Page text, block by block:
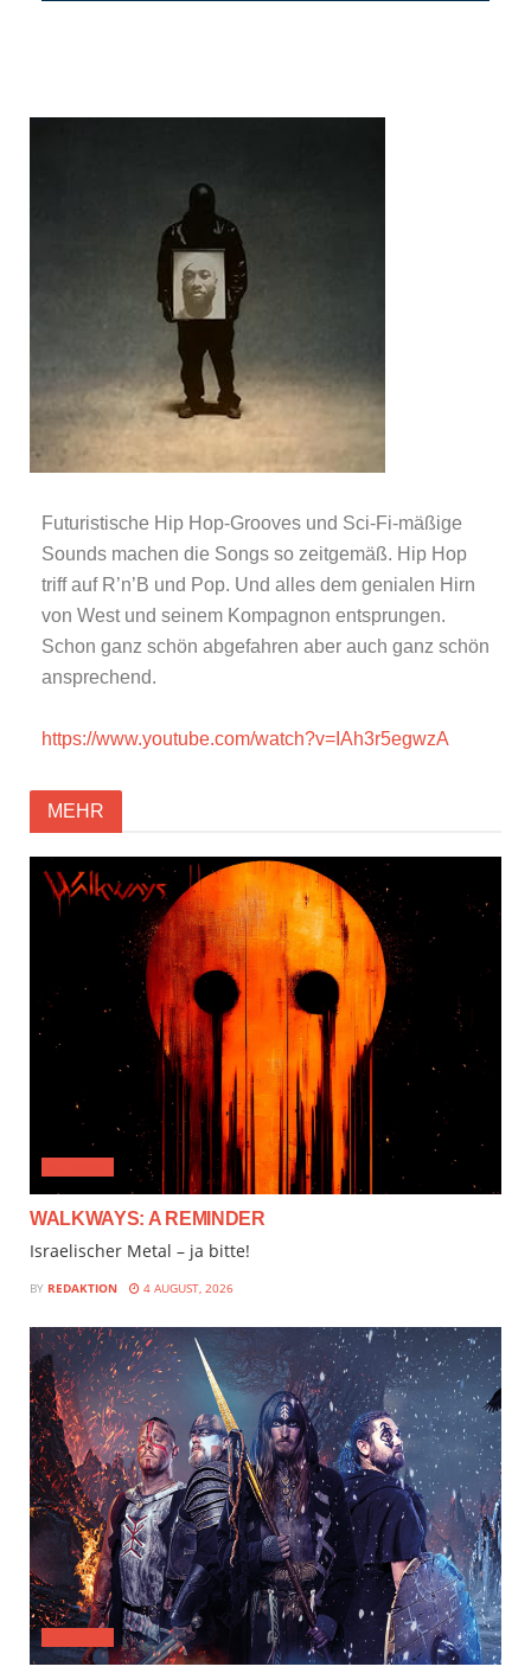
Futuristische Hip Hop-Grooves und Sci-Fi-mäßige
Sounds machen die Songs so zeitgemäß. Hip Hop
triff auf R’n’B und Pop. Und alles dem genialen Hirn
von West und seinem Kompagnon entsprungen.
Schon ganz schön abgefahren aber auch ganz schön
ansprechend.
https://www.youtube.com/watch?v=IAh3r5egwzA
MEHR
WALKWAYS: A REMINDER
Israelischer Metal – ja bitte!
BY REDAKTION 4 AUGUST, 2026